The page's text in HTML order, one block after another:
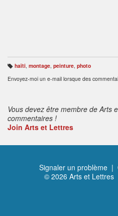
B
ali
s
haïti, montage, peinture, photo
Envoyez-moi un e-mail lorsque des
Vous devez être membre de Arts
commentaires !
Join Arts et Lettres
Signaler un problème |
© 2026 Arts et Lettres